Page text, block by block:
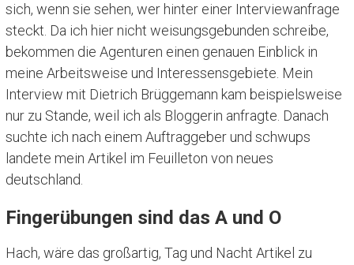
sich, wenn sie sehen, wer hinter einer Interviewanfrage
steckt. Da ich hier nicht weisungsgebunden schreibe,
bekommen die Agenturen einen genauen Einblick in
meine Arbeitsweise und Interessensgebiete. Mein
Interview mit Dietrich Brüggemann kam beispielsweise
nur zu Stande, weil ich als Bloggerin anfragte. Danach
suchte ich nach einem Auftraggeber und schwups
landete mein Artikel im Feuilleton von neues
deutschland.
Fingerübungen sind das A und O
Hach, wäre das großartig, Tag und Nacht Artikel zu